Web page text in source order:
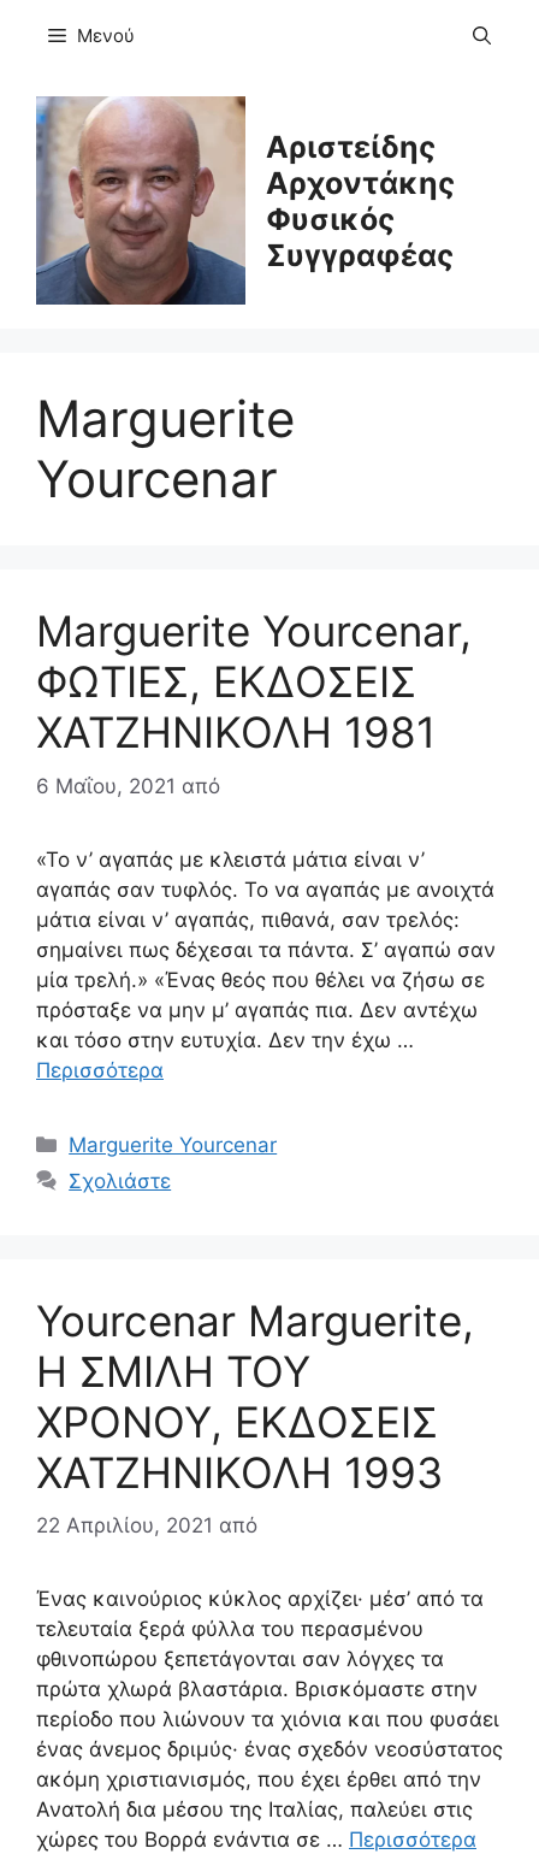
Μενού
Αριστείδης
Αρχοντάκης
Φυσικός
Συγγραφέας
Marguerite
Yourcenar
Marguerite Yourcenar,
ΦΩΤΙΕΣ, ΕΚΔΟΣΕΙΣ
ΧΑΤΖΗΝΙΚΟΛΗ 1981
6 Μαΐου, 2021 από
«Το ν’ αγαπάς με κλειστά μάτια είναι ν’
αγαπάς σαν τυφλός. Το να αγαπάς με ανοιχτά
μάτια είναι ν’ αγαπάς, πιθανά, σαν τρελός:
σημαίνει πως δέχεσαι τα πάντα. Σ’ αγαπώ σαν
μία τρελή.» «Ένας θεός που θέλει να ζήσω σε
πρόσταξε να μην μ’ αγαπάς πια. Δεν αντέχω
και τόσο στην ευτυχία. Δεν την έχω …
Περισσότερα
Κατηγορίες
Marguerite Yourcenar
Σχολιάστε
Yourcenar Marguerite,
Η ΣΜΙΛΗ ΤΟΥ
ΧΡΟΝΟΥ, ΕΚΔΟΣΕΙΣ
ΧΑΤΖΗΝΙΚΟΛΗ 1993
22 Απριλίου, 2021 από
Ένας καινούριος κύκλος αρχίζει· μέσ’ από τα
τελευταία ξερά φύλλα του περασμένου
φθινοπώρου ξεπετάγονται σαν λόγχες τα
πρώτα χλωρά βλαστάρια. Βρισκόμαστε στην
περίοδο που λιώνουν τα χιόνια και που φυσάει
ένας άνεμος δριμύς· ένας σχεδόν νεοσύστατος
ακόμη χριστιανισμός, που έχει έρθει από την
Ανατολή δια μέσου της Ιταλίας, παλεύει στις
χώρες του Βορρά ενάντια σε … Περισσότερα